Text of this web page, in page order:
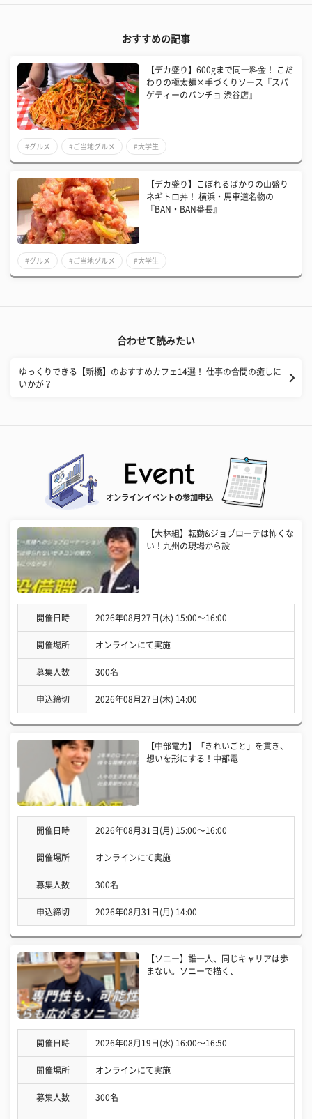
おすすめの記事
【デカ盛り】600gまで同一料金！ ​こだ
わりの極太麺×手づくりソース『スパ
ゲティーのパンチョ 渋谷店』
#グルメ #ご当地グルメ #大学生
​【デカ盛り】こぼれるばかりの山盛り
ネギトロ丼！ 横浜・馬車道名物の
『BAN・BAN番長』
#グルメ #ご当地グルメ #大学生
合わせて読みたい
ゆっくりできる【新橋】のおすすめカフェ14選！ 仕事の合間の癒しに
いかが？
オンラインイベントの参加申込
【大林組】転勤&ジョブローテは怖くな
い！九州の現場から設
開催日時 2026年08月27日(木) 15:00〜16:00
開催場所 オンラインにて実施
募集人数 300名
申込締切 2026年08月27日(木) 14:00
【中部電力】「きれいごと」を貫き、
想いを形にする！中部電
開催日時 2026年08月31日(月) 15:00〜16:00
開催場所 オンラインにて実施
募集人数 300名
申込締切 2026年08月31日(月) 14:00
【ソニー】誰一人、同じキャリアは歩
まない。ソニーで描く、
開催日時 2026年08月19日(水) 16:00〜16:50
開催場所 オンラインにて実施
募集人数 300名